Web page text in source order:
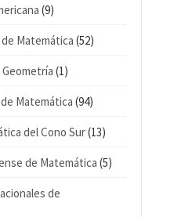
(9)
Matemática (52)
(1)
Matemática (94)
del Cono Sur(13)
de Matemática (5)
de